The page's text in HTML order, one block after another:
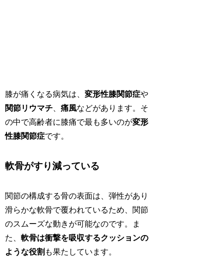
膝が痛くなる病気は、変形性膝関節症や
関節リウマチ 、痛風などがあります。そ
の中で高齢者に膝痛で最も多いのが変形
性膝関節症です。
軟骨がすり減っている
関節の構成する骨の表面は、弾性があり
滑らかな軟骨で覆われているため、関節
のスムーズな動きが可能なのです。ま
た、軟骨は衝撃を吸収するクッションの
ような役割 も果たしています。